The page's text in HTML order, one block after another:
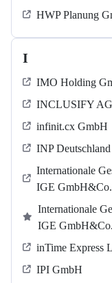
HWP Planung
I
IMO Holding
INCLUSIFY AG
infinit.cx GmbH
INP
Internationale
IGE
Internationale
IGE
inTime Express
IPI GmbH